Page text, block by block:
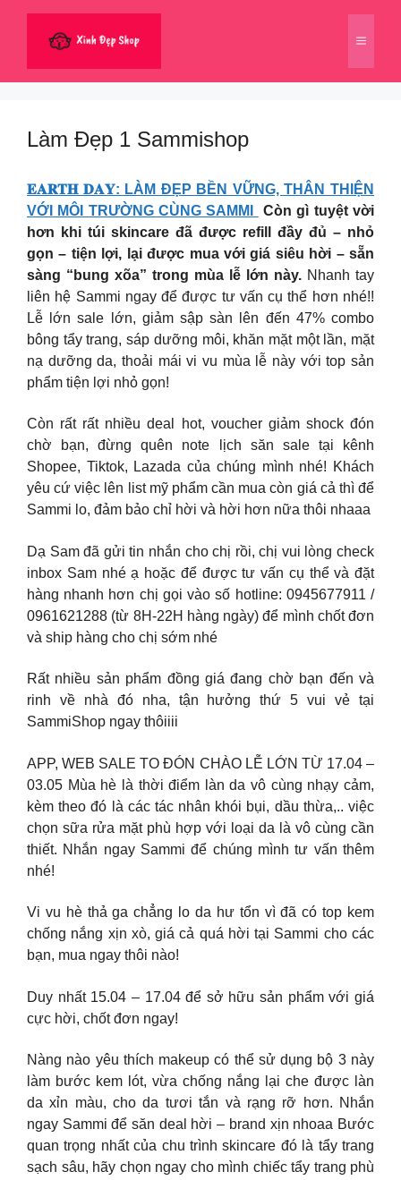
dung
Menu
Làm Đẹp 1 Sammishop
𝐄𝐀𝐑𝐓𝐇 𝐃𝐀𝐘: LÀM ĐẸP BỀN VỮNG, THÂN THIỆN
VỚI MÔI TRƯỜNG CÙNG SAMMI
Còn gì tuyệt vời
hơn khi túi skincare đã được refill đầy đủ – nhỏ
gọn – tiện lợi, lại được mua với giá siêu hời – sẵn
sàng “bung xõa” trong mùa lễ lớn này. Nhanh tay
liên hệ Sammi ngay để được tư vấn cụ thể hơn nhé!!
Lễ lớn sale lớn, giảm sập sàn lên đến 47% combo
bông tẩy trang, sáp dưỡng môi, khăn mặt một lần, mặt
nạ dưỡng da, thoải mái vi vu mùa lễ này với top sản
phẩm tiện lợi nhỏ gọn!
Còn rất rất nhiều deal hot, voucher giảm shock đón
chờ bạn, đừng quên note lịch săn sale tại kênh
Shopee, Tiktok, Lazada của chúng mình nhé! Khách
yêu cứ việc lên list mỹ phẩm cần mua còn giá cả thì để
Sammi lo, đảm bảo chỉ hời và hời hơn nữa thôi nhaaa
Dạ Sam đã gửi tin nhắn cho chị rồi, chị vui lòng check
inbox Sam nhé ạ hoặc để được tư vấn cụ thể và đặt
hàng nhanh hơn chị gọi vào số hotline: 0945677911 /
0961621288 (từ 8H-22H hàng ngày) để mình chốt đơn
và ship hàng cho chị sớm nhé
Rất nhiều sản phẩm đồng giá đang chờ bạn đến và
rinh về nhà đó nha, tận hưởng thứ 5 vui vẻ tại
SammiShop ngay thôiiii
APP, WEB SALE TO ĐÓN CHÀO LỄ LỚN TỪ 17.04 –
03.05 Mùa hè là thời điểm làn da vô cùng nhạy cảm,
kèm theo đó là các tác nhân khói bụi, dầu thừa,.. việc
chọn sữa rửa mặt phù hợp với loại da là vô cùng cần
thiết. Nhắn ngay Sammi để chúng mình tư vấn thêm
nhé!
Vi vu hè thả ga chẳng lo da hư tổn vì đã có top kem
chống nắng xịn xò, giá cả quá hời tại Sammi cho các
bạn, mua ngay thôi nào!
Duy nhất 15.04 – 17.04 để sở hữu sản phẩm với giá
cực hời, chốt đơn ngay!
Nàng nào yêu thích makeup có thể sử dụng bộ 3 này
làm bước kem lót, vừa chống nắng lại che được làn
da xỉn màu, cho da tươi tắn và rạng rỡ hơn. Nhắn
ngay Sammi để săn deal hời – brand xịn nhoaa Bước
quan trọng nhất của chu trình skincare đó là tẩy trang
sạch sâu, hãy chọn ngay cho mình chiếc tẩy trang phù